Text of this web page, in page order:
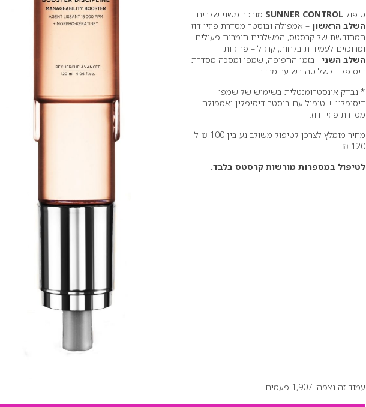
טיפול SUNNER CONTROL מורכב משני שלבים:
השלב הראשון – אמפולה ובוסטר מסדרת פוזיו דוז
המחודשת של קרסטס, המשלבים חומרים פעילים
ומרוכזים לעמידות בלחות, קרזול – פריזיות.
השלב השני– בזמן החפיפה, שמפו ומסכה מסדרת
דיסיפלין לשליטה בשיער מרדני.
* נבדק אינסטרומנטלית בשימוש של שמפו
דיסיפלין + טיפול עם בוסטר דיסיפלין ואמפולה
מסדרת פוזיו דוז.
מחיר מומלץ לצרכן לטיפול משולב נע בין 100 ₪ ל-
120 ₪
לטיפול במספרות מורשות קרסטס בלבד.
עמוד זה נצפה: 1,907 פעמים